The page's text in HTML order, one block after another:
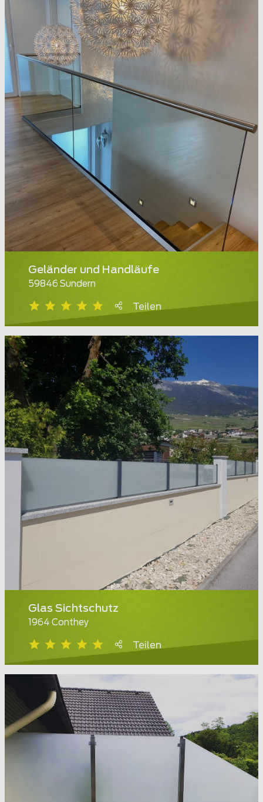
Geländer und Handläufe
59846 Sundern
Teilen
Glas Sichtschutz
1964 Conthey
Teilen